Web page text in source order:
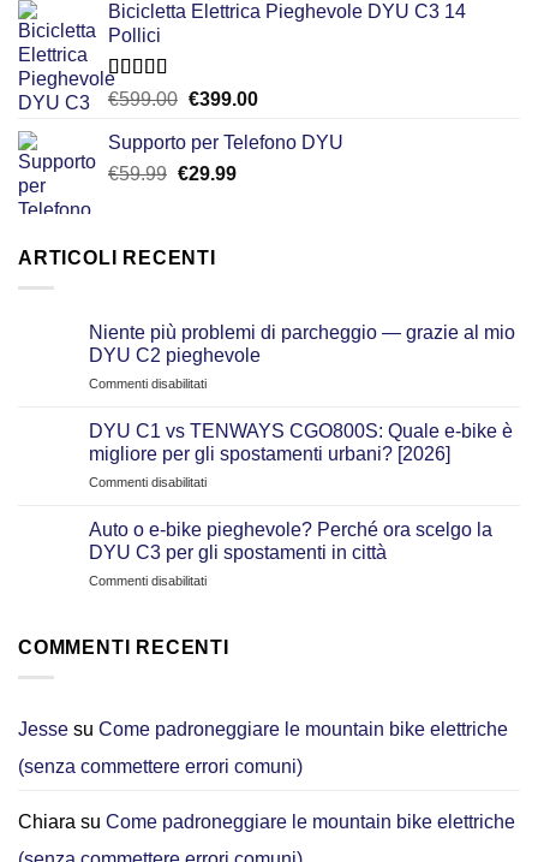
era:
è:
Bicicletta Elettrica Pieghevole DYU C3 14
Pollici
Valutato
€599.00 Il
originale
era:
€399.00Il
attuale
Supporto per Telefono DYU
€59.99 Il
era:
€29.99Il
ARTICOLI RECENTI
Niente più problemi di parcheggio — grazie al mio
DYU C2 pieghevole
Commenti disabilitatisu
più
problemi
di
parcheggio
grazie
al
mio
DYU
DYU C1 vs TENWAYS CGO800S: Quale e‑bike è
migliore per gli spostamenti urbani? [2026]
Commenti disabilitatisu
C1
vs
TENWAYS
CGO800S:
è
spostamenti
[2026]
Auto o e-bike pieghevole? Perché ora scelgo la
DYU C3 per gli spostamenti in città
Commenti disabilitatisu
e-
ora
scelgo
la
per
COMMENTI RECENTI
Jesse su Come padroneggiare le mountain bike elettriche
(senza commettere errori comuni)
Chiara su Come padroneggiare le mountain bike elettriche